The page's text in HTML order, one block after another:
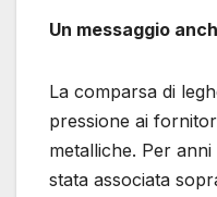
Un messaggio
La comparsa di
pressione ai
metalliche. Per
stata associata